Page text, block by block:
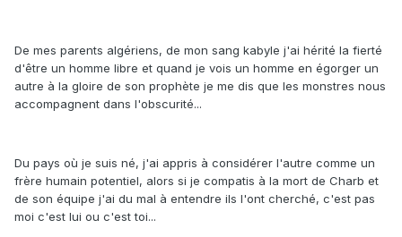
De mes parents algériens, de mon sang kabyle j'ai hérité la fierté
d'être un homme libre et quand je vois un homme en égorger un
autre à la gloire de son prophète je me dis que les monstres nous
accompagnent dans l'obscurité...
Du pays où je suis né, j'ai appris à considérer l'autre comme un
frère humain potentiel, alors si je compatis à la mort de Charb et
de son équipe j'ai du mal à entendre ils l'ont cherché, c'est pas
moi c'est lui ou c'est toi...